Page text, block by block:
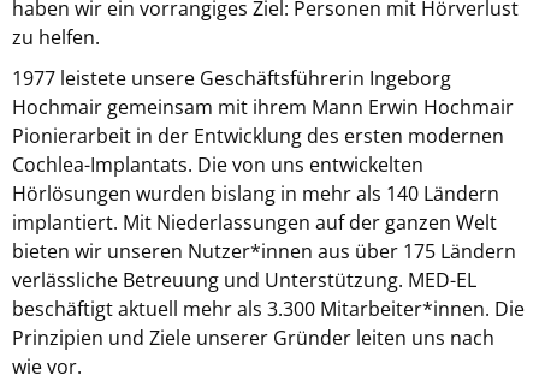
haben wir ein vorrangiges Ziel: Personen mit Hörverlust
zu helfen.
1977 leistete unsere Geschäftsführerin Ingeborg
Hochmair gemeinsam mit ihrem Mann Erwin Hochmair
Pionierarbeit in der Entwicklung des ersten modernen
Cochlea-Implantats. Die von uns entwickelten
Hörlösungen wurden bislang in mehr als 140 Ländern
implantiert. Mit Niederlassungen auf der ganzen Welt
bieten wir unseren Nutzer*innen aus über 175 Ländern
verlässliche Betreuung und Unterstützung. MED-EL
beschäftigt aktuell mehr als 3.300 Mitarbeiter*innen. Die
Prinzipien und Ziele unserer Gründer leiten uns nach
wie vor.